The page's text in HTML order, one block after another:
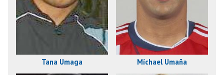
Tana Umaga Míchael Umaña